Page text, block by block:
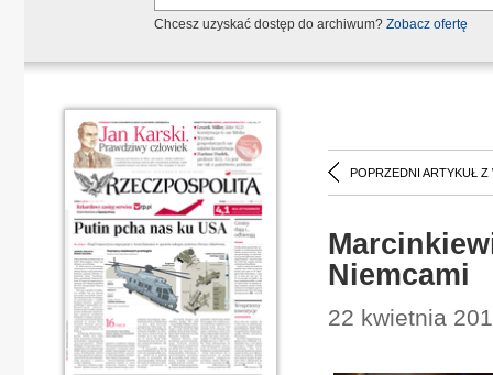
Chcesz uzyskać dostęp do archiwum? Zobacz ofertę
POPRZEDNI ARTYKUŁ Z
Niemcami
22 kwietnia